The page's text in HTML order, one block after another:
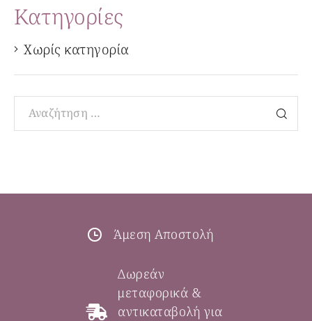
Kατηγορίες
Χωρίς κατηγορία
Άμεση Αποστολή
Δωρεάν
μεταφορικά &
αντικαταβολή για